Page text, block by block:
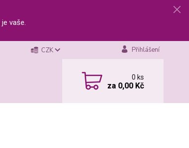
je vaše.
CZK Přihlášení
0ks
za 0,00 Kč